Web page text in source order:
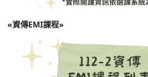
«資傳EMI課程»